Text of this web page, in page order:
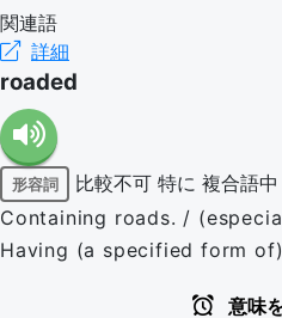
関連語
詳細
roaded
形容詞 比較不可 特に 複合語中
Containing roads. /
Having (a specified form
意味